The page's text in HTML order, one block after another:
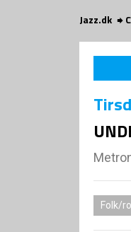
Jazz.dk
Folk/